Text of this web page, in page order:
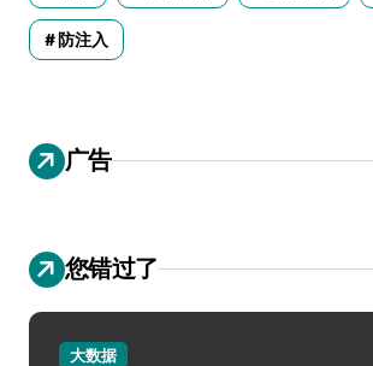
防注入
广告
您错过了
大数据